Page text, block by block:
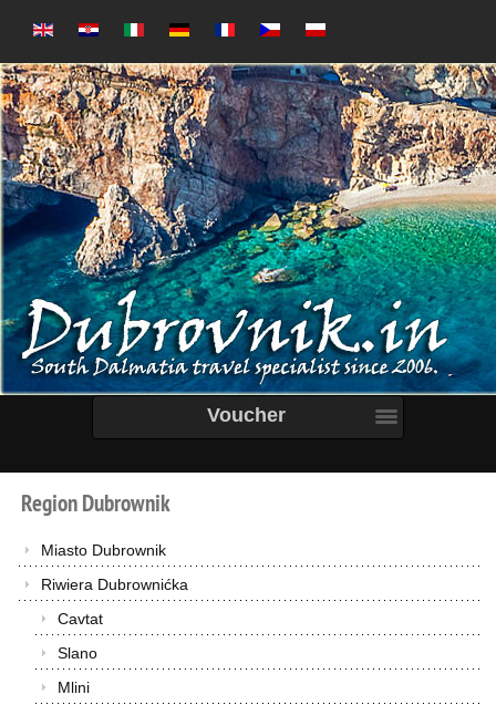
Voucher
RegionDubrownik
Miasto Dubrownik
Riwiera Dubrownićka
Cavtat
Slano
Mlini